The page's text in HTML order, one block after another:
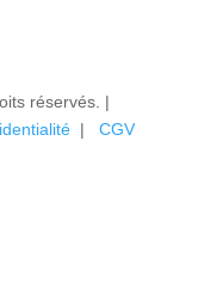
réservés. |
|CGV